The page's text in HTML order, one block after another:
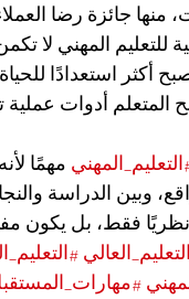
منها جائزة رضا
للتعليم المهني لا
أكثر استعدادًا
المتعلم أدوات
مهمًا
وبين الدراسة
فقط، بل يكون